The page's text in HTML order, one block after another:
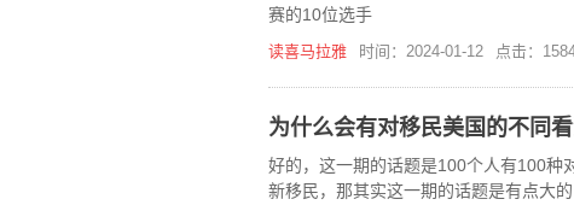
赛的10位选手
读喜马拉雅 时间：2024-01-12 点击：
为什么会有对移民美国的不同看
好的，这一期的话题是100个人有100种
新移民，那其实这一期的话题是有点大